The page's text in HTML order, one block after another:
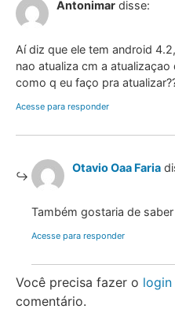
Antonimar disse:
Aí diz que ele tem android
nao atualiza cm a
como q eu faço pra
Acesse para responder
Otavio Oaa Faria
Também gostaria de saber
Acesse para responder
Você precisa fazer o login
comentário.